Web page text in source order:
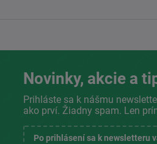
Novinky, akcie a
Prihláste sa k nášmu
ako prví. Žiadny spam. Len
Po prihlásení sa k newsletteru